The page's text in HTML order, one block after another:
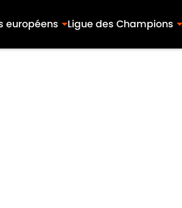
européens Ligue des Champions